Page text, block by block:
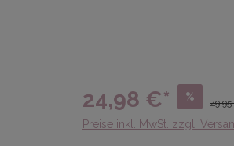
24,98 €* %
Preise inkl. MwSt. zzgl.